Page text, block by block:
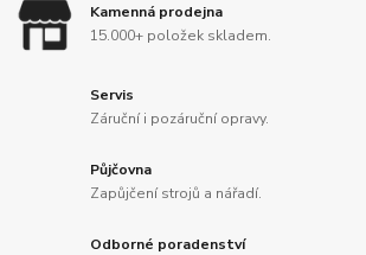
Kamenná prodejna
15.000+ položek skladem.
Servis
Záruční i pozáruční opravy.
Půjčovna
Zapůjčení strojů a nářadí.
Odborné poradenství